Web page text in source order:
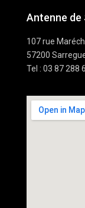
Antenne de
107 rue
57200
Tel : 03 87 288